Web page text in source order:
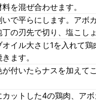
を混ぜ合わせます。
で平らにします。アボ
の刃先で切り、塩こし
イル大さじ1を入れて
ます。
付いたらナスを加えて
ットした4の鶏肉、ア